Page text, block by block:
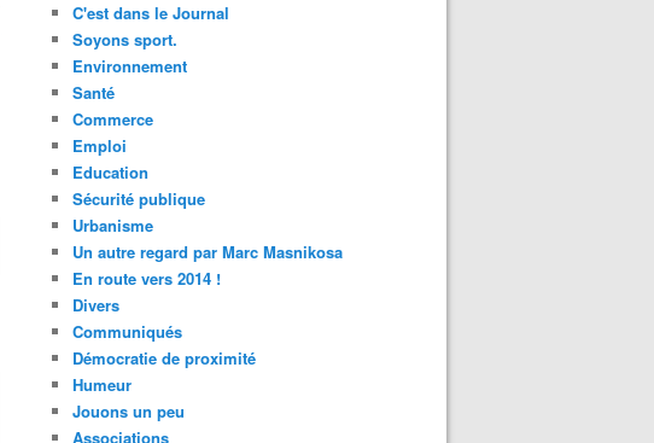
C'est dans le Journal
Soyons sport.
Environnement
Santé
Commerce
Emploi
Education
Sécurité publique
Urbanisme
Un autre regard par Marc Masnikosa
En route vers 2014 !
Divers
Communiqués
Démocratie de proximité
Humeur
Jouons un peu
Associations